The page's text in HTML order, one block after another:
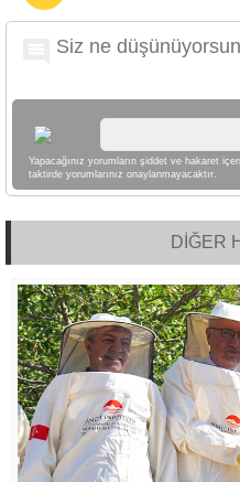
Yapacağınız yorumların şiddet ve hakaret
taktirde yorumlarınız onaylanmayacaktır.
DİĞER